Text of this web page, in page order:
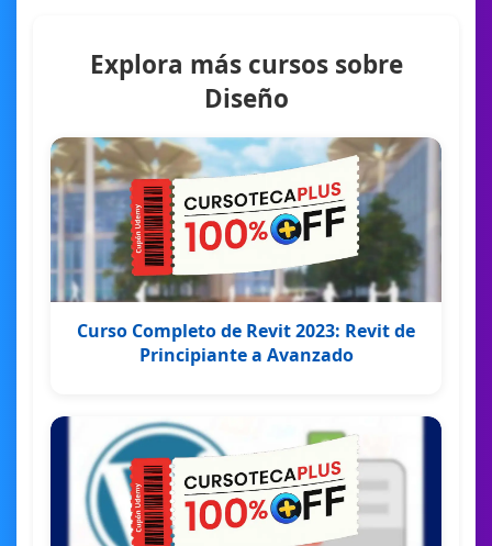
Explora más cursos sobre
Diseño
Curso Completo de Revit 2023: Revit de
Principiante a Avanzado